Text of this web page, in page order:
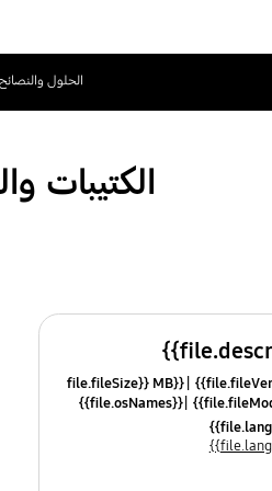
الحلول والنصائح
الكتيبات
{{file.fileSize}} MB
{{file.osNames}}